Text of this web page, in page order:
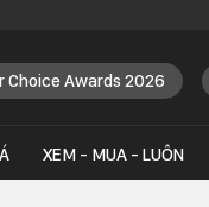
Choice Awards 2026
XEM - MUA - LUÔN